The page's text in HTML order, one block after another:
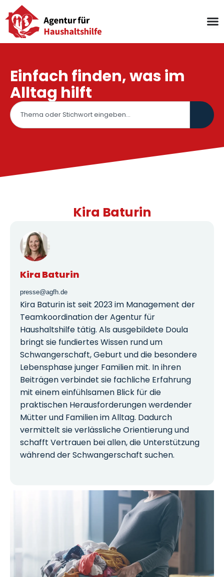
Zum
Inhalt
springen
Einfach finden, was im
Alltag hilft
Suche
Kira Baturin
Kira Baturin
presse@agfh.de
Kira Baturin ist seit 2023 im Management der
Teamkoordination der Agentur für
Haushaltshilfe tätig. Als ausgebildete Doula
bringt sie fundiertes Wissen rund um
Schwangerschaft, Geburt und die besondere
Lebensphase junger Familien mit. In ihren
Beiträgen verbindet sie fachliche Erfahrung
mit einem einfühlsamen Blick für die
praktischen Herausforderungen werdender
Mütter und Familien im Alltag. Dadurch
vermittelt sie verlässliche Orientierung und
schafft Vertrauen bei allen, die Unterstützung
während der Schwangerschaft suchen.